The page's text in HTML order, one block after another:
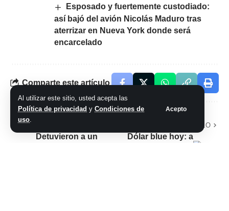
Al utilizar este sitio, usted acepta las
Política de privacidad y Condiciones de
uso.
Acepto
Esposado y fuertemente custodiado:
así bajó del avión Nicolás Maduro tras
aterrizar en Nueva York donde será
encarcelado
Comparte este artículo
ARTÍCULO PREVIO
Detuvieron a un
SIGUIENTE ARTÍCULO
Dólar blue hoy: a